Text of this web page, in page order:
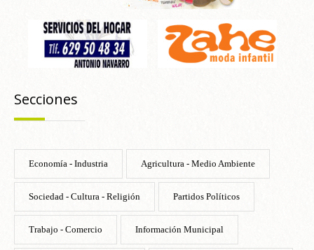
Secciones
Economía - Industria Agricultura - Medio Ambiente
Sociedad - Cultura - Religión Partidos Políticos
Trabajo - Comercio Información Municipal